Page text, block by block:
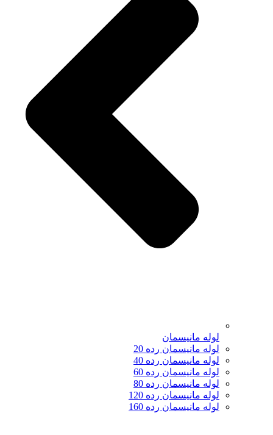
لوله مانیسمان
لوله مانیسمان رده 20
لوله مانیسمان رده 40
لوله مانیسمان رده 60
لوله مانیسمان رده 80
لوله مانیسمان رده 120
لوله مانیسمان رده 160